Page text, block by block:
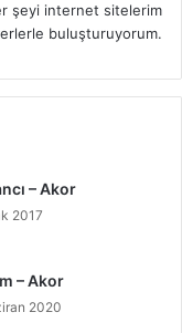
şeyi internet sitelerim
buluşturuyorum.
– Akor
2017
– Akor
2020